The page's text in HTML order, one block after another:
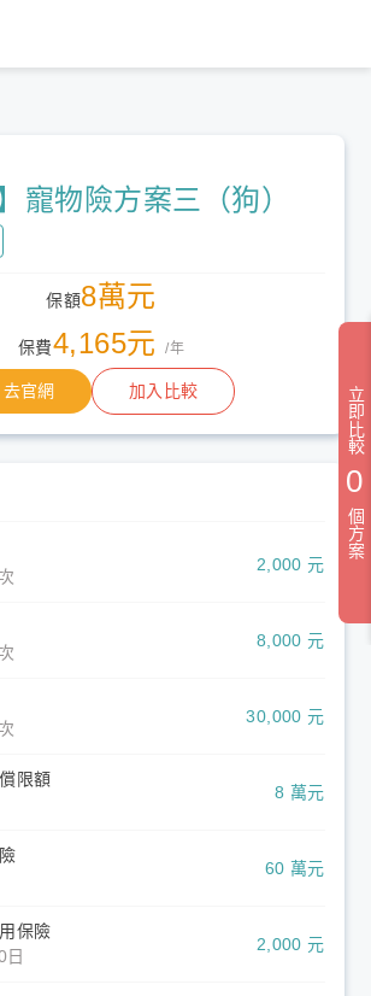
寵物險方案三（狗）
保額8萬元
保費4,165元/年
去官網 加入比較
2,000 元
8,000 元
30,000 元
限額
8 萬元
60 萬元
保險
日
2,000 元
立即比較
0
個方案